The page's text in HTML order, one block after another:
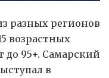
разных регионов
возрастных
до 95+. Самарский
в